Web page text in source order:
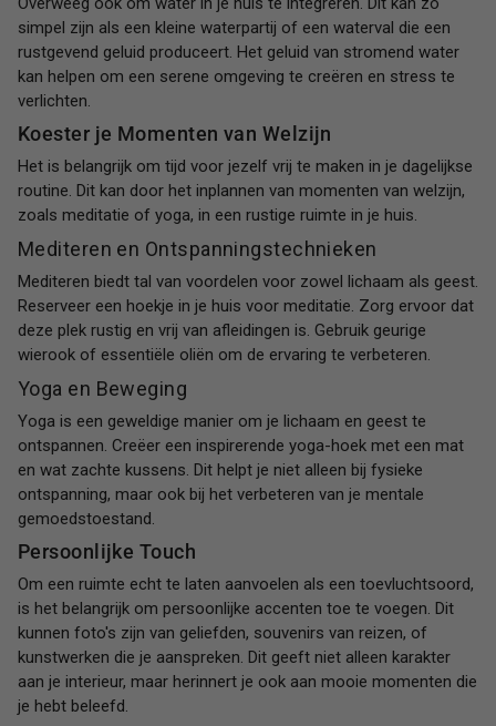
simpel zijn als een kleine waterpartij of een waterval die een
rustgevend geluid produceert. Het geluid van stromend water
kan helpen om een serene omgeving te creëren en stress te
verlichten.
Koester je Momenten van Welzijn
Het is belangrijk om tijd voor jezelf vrij te maken in je dagelijkse
routine. Dit kan door het inplannen van momenten van welzijn,
zoals meditatie of yoga, in een rustige ruimte in je huis.
Mediteren en Ontspanningstechnieken
Mediteren biedt tal van voordelen voor zowel lichaam als geest.
Reserveer een hoekje in je huis voor meditatie. Zorg ervoor dat
deze plek rustig en vrij van afleidingen is. Gebruik geurige
wierook of essentiële oliën om de ervaring te verbeteren.
Yoga en Beweging
Yoga is een geweldige manier om je lichaam en geest te
ontspannen. Creëer een inspirerende yoga-hoek met een mat
en wat zachte kussens. Dit helpt je niet alleen bij fysieke
ontspanning, maar ook bij het verbeteren van je mentale
gemoedstoestand.
Persoonlijke Touch
Om een ruimte echt te laten aanvoelen als een toevluchtsoord,
is het belangrijk om persoonlijke accenten toe te voegen. Dit
kunnen foto's zijn van geliefden, souvenirs van reizen, of
kunstwerken die je aanspreken. Dit geeft niet alleen karakter
aan je interieur, maar herinnert je ook aan mooie momenten die
je hebt beleefd.